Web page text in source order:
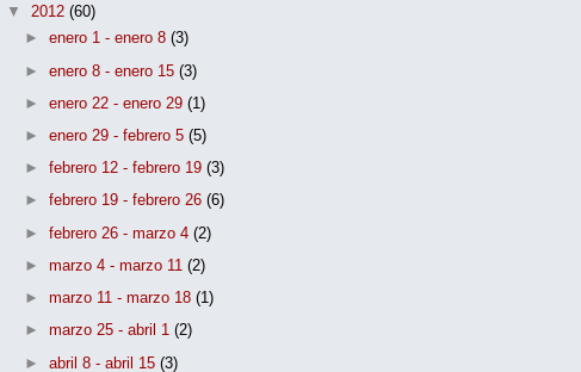
▼ 2012 (60)
►enero 1 - enero 8(3)
►enero 8 - enero 15(3)
►enero 22 - enero 29(1)
►enero 29 - febrero 5(5)
►febrero 12 - febrero 19(3)
►febrero 19 - febrero 26(6)
►febrero 26 - marzo 4(2)
►marzo 4 - marzo 11(2)
►marzo 11 - marzo 18(1)
►marzo 25 - abril 1(2)
►abril 8 - abril 15(3)